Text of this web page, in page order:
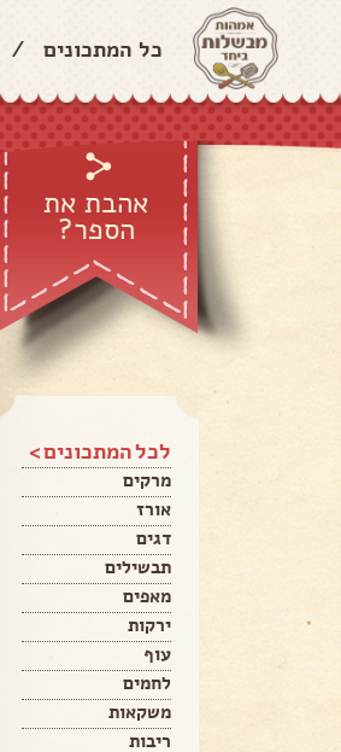
כל המתכונים /
אהבת את
הספר?
לכל המתכונים >
מרקים
אורז
דגים
תבשילים
מאפים
ירקות
עוף
לחמים
משקאות
ריבות